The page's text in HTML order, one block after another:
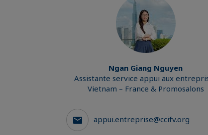
Ngan Giang Nguyen
Assistante service appui aux
Vietnam – France & Promosalons
appui.entreprise@ccifv.org